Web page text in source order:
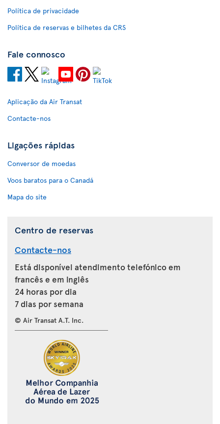
Política de privacidade
Política de reservas e bilhetes da CRS
Fale connosco
Aplicação da Air Transat
Contacte-nos
Ligações rápidas
Conversor de moedas
Voos baratos para o Canadá
Mapa do site
Centro de reservas
Contacte-nos
Está disponível atendimento telefónico em
francês e em inglês
24 horas por dia
7 dias por semana
© Air Transat A.T. Inc.